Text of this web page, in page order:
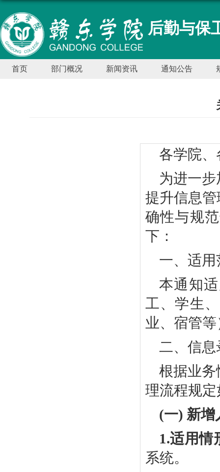
后勤与保
首页 部门概况 新闻资讯 通知公告
各学院、
为进一
提升信息
确性与规
下：
一、适用
本通知
工、学生
业、宿管
二、信息
根据业
理流程规
(一) 新增
1.适用情
系统。